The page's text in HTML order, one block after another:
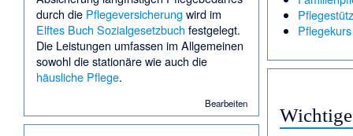
durch die Pflegeversicherung wird im
Elftes Buch Sozialgesetzbuch festgelegt.
Die Leistungen umfassen im Allgemeinen
sowohl die stationäre wie auch die
häusliche Pflege.
Bearbeiten
Pflegekurs